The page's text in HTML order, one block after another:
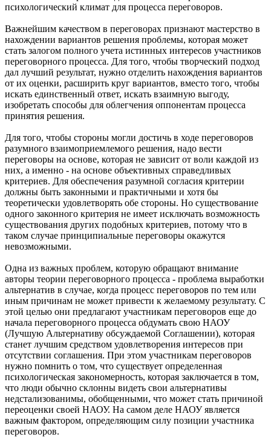
психологический климат для процесса переговоров.
Важнейшим качеством в переговорах признают мастерство в
нахождении вариантов решения проблемы, которая может
стать залогом полного учета истинных интересов участников
переговорного процесса. Для того, чтобы творческий подход
дал лучший результат, нужно отделить нахождения вариантов
от их оценки, расширить круг вариантов, вместо того, чтобы
искать единственный ответ, искать взаимную выгоду,
изобретать способы для облегчения оппонентам процесса
принятия решения.
Для того, чтобы стороны могли достичь в ходе переговоров
разумного взаимоприемлемого решения, надо вести
переговоры на основе, которая не зависит от воли каждой из
них, а именно - на основе объективных справедливых
критериев. Для обеспечения разумной согласия критерии
должны быть законными и практичными и хотя бы
теоретически удовлетворять обе стороны. Но существование
одного законного критерия не имеет исключать возможность
существования других подобных критериев, потому что в
таком случае принципиальные переговоры окажутся
невозможными.
Одна из важных проблем, которую обращают внимание
авторы теории переговорного процесса - проблема выработки
альтернатив в случае, когда процесс переговоров по тем или
иным причинам не может привести к желаемому результату. С
этой целью они предлагают участникам переговоров еще до
начала переговорного процесса обдумать свою НАОУ
(Лучшую Альтернативу обсуждаемой Соглашении), которая
станет лучшим средством удовлетворения интересов при
отсутствии соглашения. При этом участникам переговоров
нужно помнить о том, что существует определенная
психологическая закономерность, которая заключается в том,
что люди обычно склонны видеть свои альтернативы
недстализованимы, обобщенными, что может стать причиной
переоценки своей НАОУ. На самом деле НАОУ является
важным фактором, определяющим силу позиции участника
переговоров.